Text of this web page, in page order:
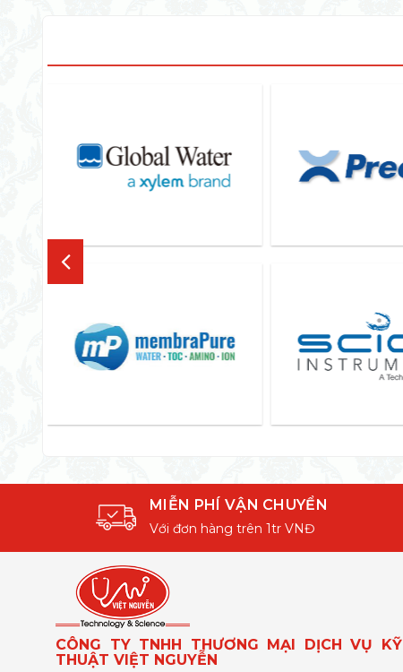
MIỄN PHÍ VẬN CHUYỂN
Với đơn hàng trên 1tr VNĐ
CÔNG TY TNHH THƯƠNG MẠI DỊCH VỤ KỸ
THUẬT VIỆT NGUYỄN